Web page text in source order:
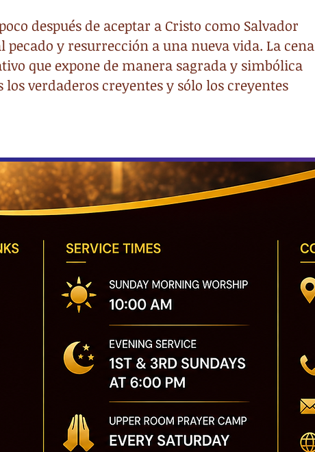
después de aceptar a Cristo como Salvador
y resurrección a una nueva vida. La cena
que expone de manera sagrada y simbólica
verdaderos creyentes y sólo los creyentes